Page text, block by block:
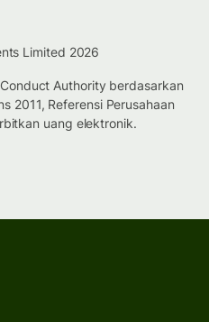
Limited 2026
Authority berdasarkan
2011, Referensi Perusahaan
uang elektronik.